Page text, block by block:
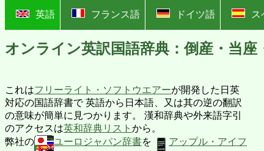
英語 フランス語 ドイツ語 ス
オンライン英訳国語辞典：倒産・当座
これはフリーライト・ソフトウエアーが開発した日英
対応の国語辞書で 英語から日本語、又は其の逆の翻訳
の意味が簡単に見つかります。 漢和辞典や外来語字引
のアクセスは英和辞典リスト から。
弊社の
ユーロジャパン辞書を
アップル・アイフ